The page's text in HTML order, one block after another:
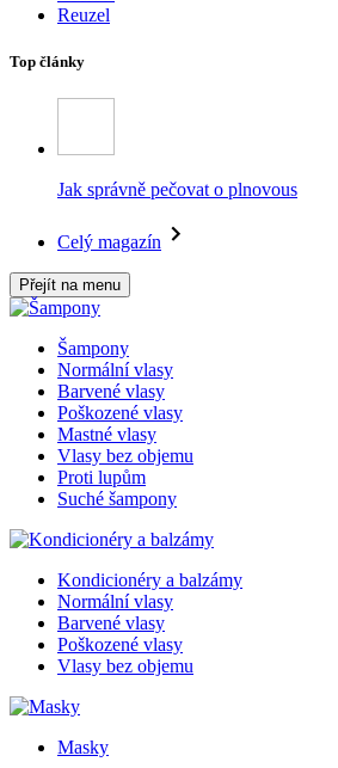
Reuzel
Top články
Jak správně pečovat o plnovous
Celý magazín
Přejít na menu
Šampony
Normální vlasy
Barvené vlasy
Poškozené vlasy
Mastné vlasy
Vlasy bez objemu
Proti lupům
Suché šampony
Kondicionéry a balzámy
Normální vlasy
Barvené vlasy
Poškozené vlasy
Vlasy bez objemu
Masky